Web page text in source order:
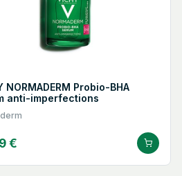
NORMADERM Probio-BHA
Sérum anti-imperfections
€